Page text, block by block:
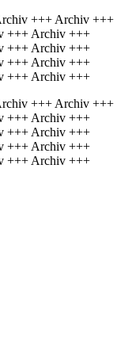
+++ Archiv +++
+++ Archiv +++
+++ Archiv +++
+++ Archiv +++
+++ Archiv +++
+++ Archiv +++
+++ Archiv +++
+++ Archiv +++
+++ Archiv +++
+++ Archiv +++